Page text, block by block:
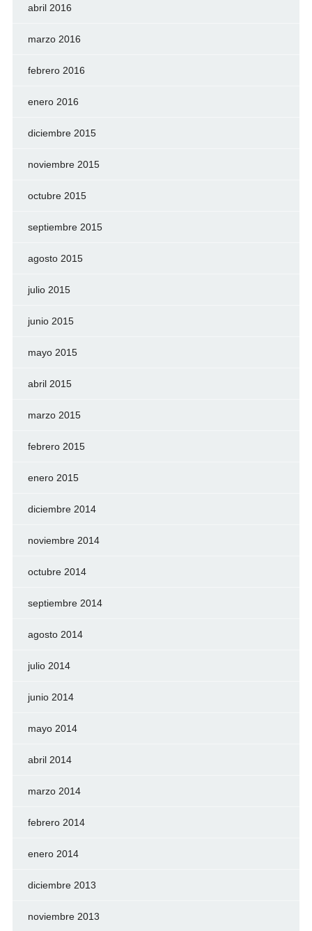
abril 2016
marzo 2016
febrero 2016
enero 2016
diciembre 2015
noviembre 2015
octubre 2015
septiembre 2015
agosto 2015
julio 2015
junio 2015
mayo 2015
abril 2015
marzo 2015
febrero 2015
enero 2015
diciembre 2014
noviembre 2014
octubre 2014
septiembre 2014
agosto 2014
julio 2014
junio 2014
mayo 2014
abril 2014
marzo 2014
febrero 2014
enero 2014
diciembre 2013
noviembre 2013